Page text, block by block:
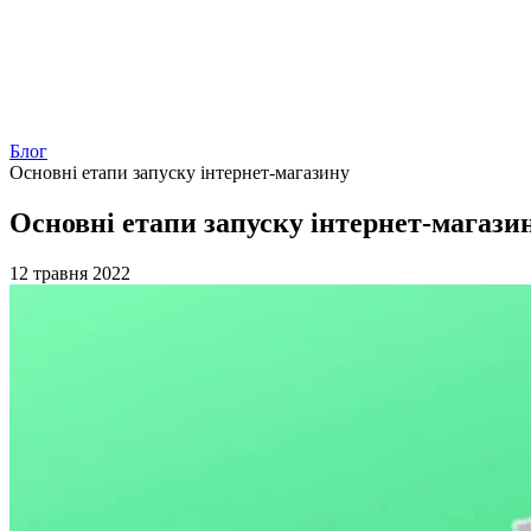
Блог
Основні етапи запуску інтернет-магазину
Основні етапи запуску інтернет-
12 травня 2022